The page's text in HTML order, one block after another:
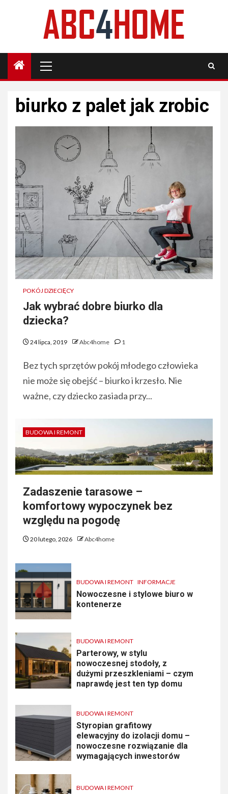
Menu
biurko z palet jak zrobic
POKÓJ DZIECIĘCY
Jak wybrać dobre biurko dla
dziecka?
24 lipca, 2019 Abc4home 1
Bez tych sprzętów pokój młodego człowieka
nie może się obejść – biurko i krzesło. Nie
ważne, czy dziecko zasiada przy...
BUDOWA I REMONT
Zadaszenie tarasowe –
komfortowy wypoczynek bez
względu na pogodę
20 lutego, 2026 Abc4home
BUDOWA I REMONT INFORMACJE
Nowoczesne i stylowe biuro w
kontenerze
BUDOWA I REMONT
Parterowy, w stylu
nowoczesnej stodoły, z
dużymi przeszkleniami – czym
naprawdę jest ten typ domu
BUDOWA I REMONT
Styropian grafitowy
elewacyjny do izolacji domu –
nowoczesne rozwiązanie dla
wymagających inwestorów
BUDOWA I REMONT